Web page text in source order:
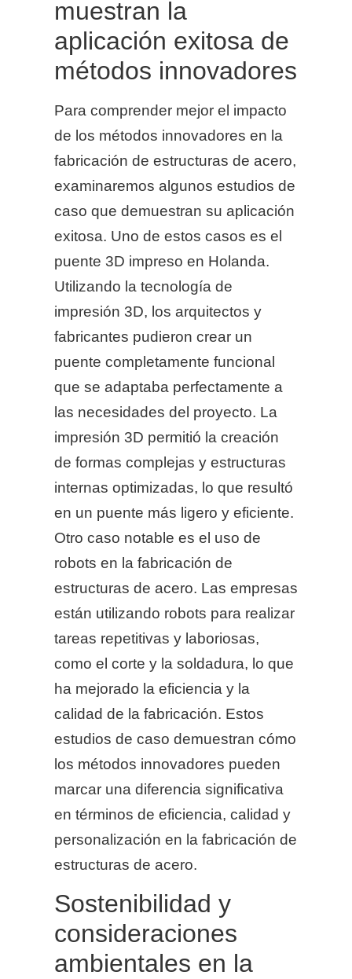
muestran la
aplicación exitosa de
métodos innovadores
Para comprender mejor el impacto
de los métodos innovadores en la
fabricación de estructuras de acero,
examinaremos algunos estudios de
caso que demuestran su aplicación
exitosa. Uno de estos casos es el
puente 3D impreso en Holanda.
Utilizando la tecnología de
impresión 3D, los arquitectos y
fabricantes pudieron crear un
puente completamente funcional
que se adaptaba perfectamente a
las necesidades del proyecto. La
impresión 3D permitió la creación
de formas complejas y estructuras
internas optimizadas, lo que resultó
en un puente más ligero y eficiente.
Otro caso notable es el uso de
robots en la fabricación de
estructuras de acero. Las empresas
están utilizando robots para realizar
tareas repetitivas y laboriosas,
como el corte y la soldadura, lo que
ha mejorado la eficiencia y la
calidad de la fabricación. Estos
estudios de caso demuestran cómo
los métodos innovadores pueden
marcar una diferencia significativa
en términos de eficiencia, calidad y
personalización en la fabricación de
estructuras de acero.
Sostenibilidad y
consideraciones
ambientales en la